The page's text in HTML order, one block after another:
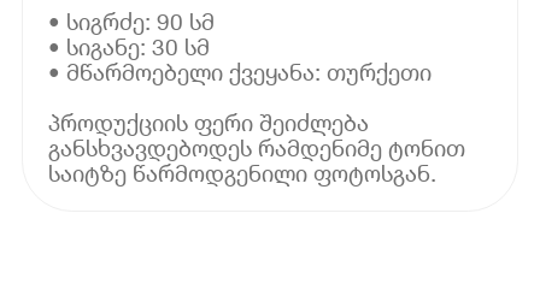
• სიგრძე: 90 სმ
• სიგანე: 30 სმ
• მწარმოებელი ქვეყანა: თურქეთი
პროდუქციის ფერი შეიძლება
განსხვავდებოდეს რამდენიმე ტონით
საიტზე წარმოდგენილი ფოტოსგან.